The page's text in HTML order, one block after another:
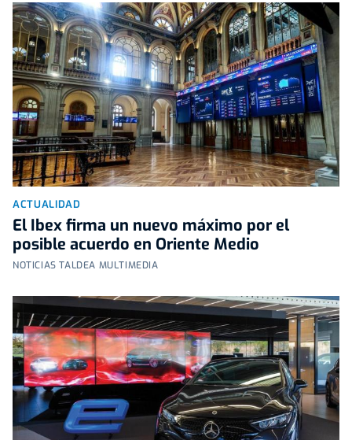
ACTUALIDAD
El Ibex firma un nuevo máximo por el
posible acuerdo en Oriente Medio
NOTICIAS TALDEA MULTIMEDIA